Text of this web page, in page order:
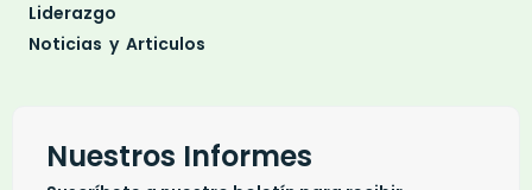
Liderazgo
Noticias y Articulos
Nuestros Informes